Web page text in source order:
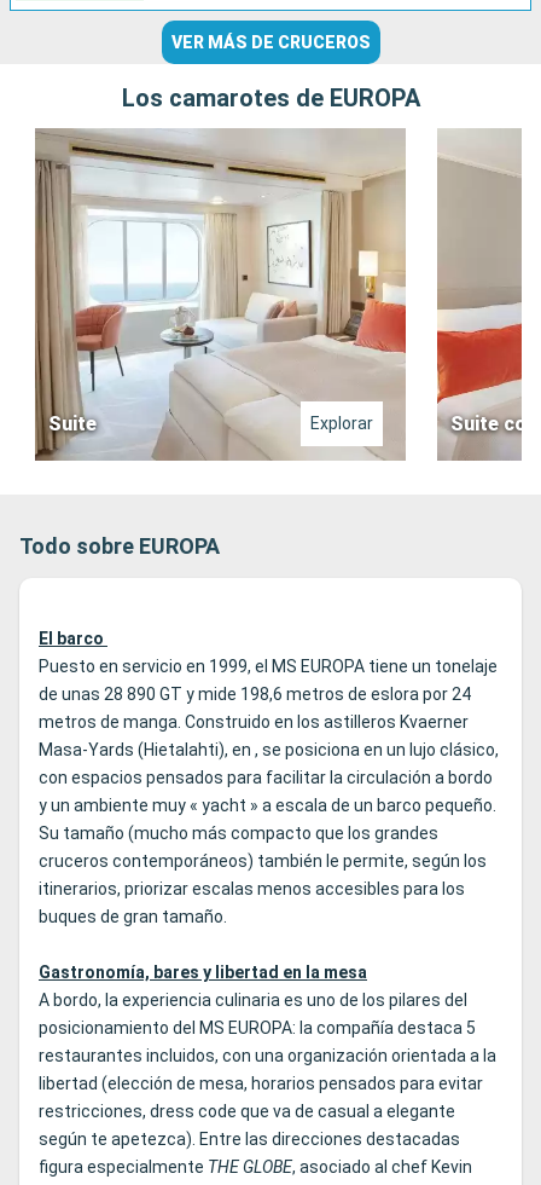
VER MÁS DE CRUCEROS
Los camarotes de EUROPA
Suite Explorar Suite
Todo sobre EUROPA
El barco
Puesto en servicio en 1999, el MS EUROPA tiene un tonelaje
de unas 28 890 GT y mide 198,6 metros de eslora por 24
metros de manga. Construido en los astilleros Kvaerner
Masa-Yards (Hietalahti), en , se posiciona en un lujo clásico,
con espacios pensados para facilitar la circulación a bordo
y un ambiente muy « yacht » a escala de un barco pequeño.
Su tamaño (mucho más compacto que los grandes
cruceros contemporáneos) también le permite, según los
itinerarios, priorizar escalas menos accesibles para los
buques de gran tamaño.
Gastronomía, bares y libertad en la mesa
A bordo, la experiencia culinaria es uno de los pilares del
posicionamiento del MS EUROPA: la compañía destaca 5
restaurantes incluidos, con una organización orientada a la
libertad (elección de mesa, horarios pensados para evitar
restricciones, dress code que va de casual a elegante
según te apetezca). Entre las direcciones destacadas
figura especialmente THE GLOBE, asociado al chef Kevin